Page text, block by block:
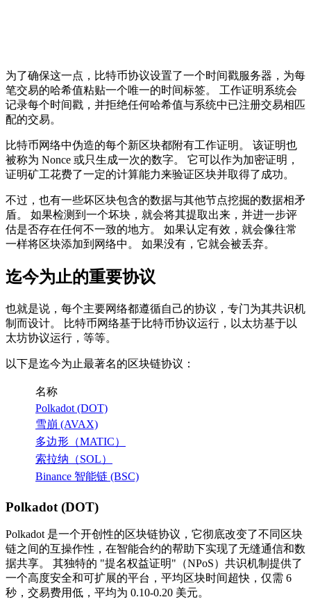
为了确保这一点，比特币协议设置了一个时间戳服务器，为每
笔交易的哈希值粘贴一个唯一的时间标签。 工作证明系统会
记录每个时间戳，并拒绝任何哈希值与系统中已注册交易相匹
配的交易。
比特币网络中伪造的每个新区块都附有工作证明。 该证明也
被称为 Nonce 或只生成一次的数字。 它可以作为加密证明，
证明矿工花费了一定的计算能力来验证区块并取得了成功。
不过，也有一些坏区块包含的数据与其他节点挖掘的数据相矛
盾。 如果检测到一个坏块，就会将其提取出来，并进一步评
估是否存在任何不一致的地方。 如果认定有效，就会像往常
一样将区块添加到网络中。 如果没有，它就会被丢弃。
迄今为止的重要协议
也就是说，每个主要网络都遵循自己的协议，专门为其共识机
制而设计。 比特币网络基于比特币协议运行，以太坊基于以
太坊协议运行，等等。
以下是迄今为止最著名的区块链协议：
名称
Polkadot (DOT)
雪崩 (AVAX)
多边形（MATIC）
索拉纳（SOL）
Binance 智能链 (BSC)
Polkadot (DOT)
Polkadot 是一个开创性的区块链协议，它彻底改变了不同区块
链之间的互操作性，在智能合约的帮助下实现了无缝通信和数
据共享。 其独特的 "提名权益证明"（NPoS）共识机制提供了
一个高度安全和可扩展的平台，平均区块时间超快，仅需 6
秒，交易费用低，平均为 0.10-0.20 美元。